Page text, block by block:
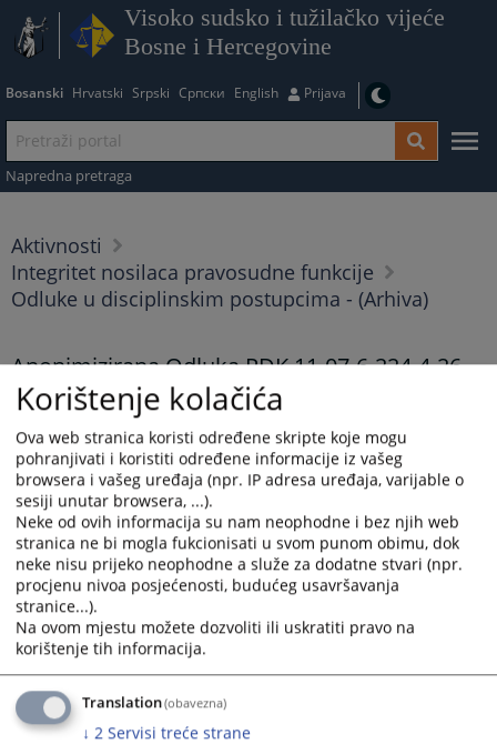
Visoko sudsko i tužilačko vijeće
Bosne i Hercegovine
Bosanski Hrvatski Srpski Српски English Prijava
Napredna pretraga
Aktivnosti
Integritet nosilaca pravosudne funkcije
Odluke u disciplinskim postupcima - (Arhiva)
Anonimizirana Odluka PDK 11-07-6-224-4-26
17.04.2026.
Anonimizirana Odluka PDK 11-07-6-224-4-26
Prikazana vijest je na: Bosanski jezik
292 PREGLEDA
Korištenje kolačića
Ova web stranica koristi određene skripte koje mogu
pohranjivati i koristiti određene informacije iz vašeg
browsera i vašeg uređaja (npr. IP adresa uređaja, varijable o
sesiji unutar browsera, ...).
Neke od ovih informacija su nam neophodne i bez njih web
stranica ne bi mogla fukcionisati u svom punom obimu, dok
neke nisu prijeko neophodne a služe za dodatne stvari (npr.
procjenu nivoa posjećenosti, budućeg usavršavanja
stranice...).
Na ovom mjestu možete dozvoliti ili uskratiti pravo na
korištenje tih informacija.
Translation(obavezna)
↓ 2 Servisi treće strane